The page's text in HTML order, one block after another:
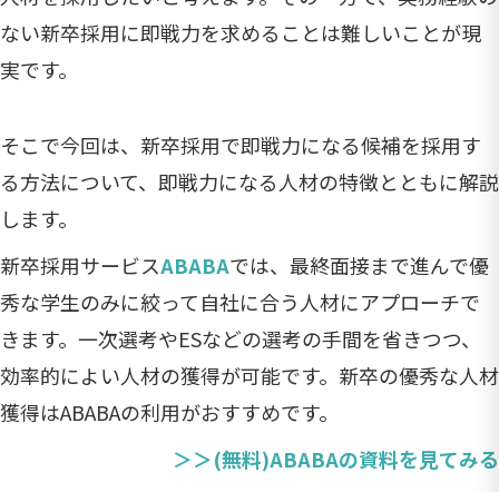
ない新卒採用に即戦力を求めることは難しいことが現
実です。
そこで今回は、新卒採用で即戦力になる候補を採用す
る方法について、即戦力になる人材の特徴とともに解説
します。
新卒採用サービスABABAでは、最終面接まで進んで優
秀な学生のみに絞って自社に合う人材にアプローチで
きます。一次選考やESなどの選考の手間を省きつつ、
効率的によい人材の獲得が可能です。新卒の優秀な人材
獲得はABABAの利用がおすすめです。
＞＞(無料)ABABAの資料を見てみる